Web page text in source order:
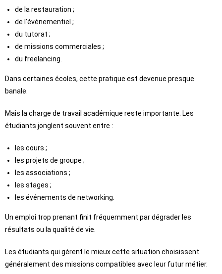
de la restauration ;
de l’événementiel ;
du tutorat ;
de missions commerciales ;
du freelancing.
Dans certaines écoles, cette pratique est devenue presque
banale.
Mais la charge de travail académique reste importante. Les
étudiants jonglent souvent entre :
les cours ;
les projets de groupe ;
les associations ;
les stages ;
les événements de networking.
Un emploi trop prenant finit fréquemment par dégrader les
résultats ou la qualité de vie.
Les étudiants qui gèrent le mieux cette situation choisissent
généralement des missions compatibles avec leur futur métier.